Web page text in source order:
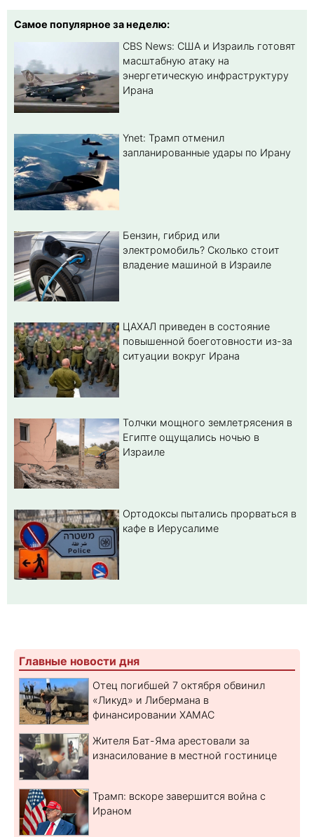
Самое популярное за неделю:
CBS News: США и Израиль готовят
масштабную атаку на
энергетическую инфраструктуру
Ирана
Ynet: Трамп отменил
запланированные удары по Ирану
Бензин, гибрид или
электромобиль? Cколько стоит
владение машиной в Израиле
ЦАХАЛ приведен в состояние
повышенной боеготовности из-за
ситуации вокруг Ирана
Толчки мощного землетрясения в
Египте ощущались ночью в
Израиле
Ортодоксы пытались прорваться в
кафе в Иерусалиме
Главные новости дня
Отец погибшей 7 октября обвинил
«Ликуд» и Либермана в
финансировании ХАМАС
Жителя Бат-Яма арестовали за
изнасилование в местной гостинице
Трамп: вскоре завершится война с
Ираном